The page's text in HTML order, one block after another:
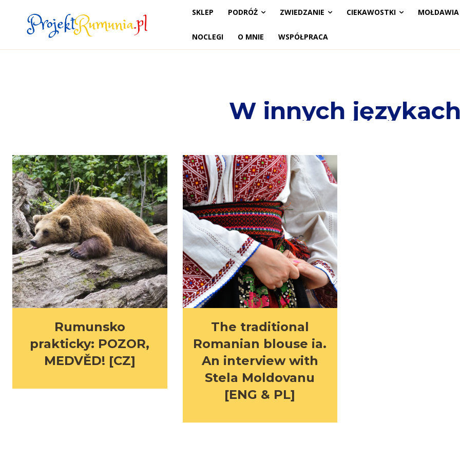
SKLEP PODRÓŻ ZWIEDZANIE CIEKAWOSTKI MOŁDAWIA
NOCLEGI O MNIE WSPÓŁPRACA
W innych
Rumunsko
prakticky: POZOR,
MEDVĚD! [CZ]
The traditional
Romanian blouse ia.
An interview with
Stela Moldovanu
[ENG & PL]